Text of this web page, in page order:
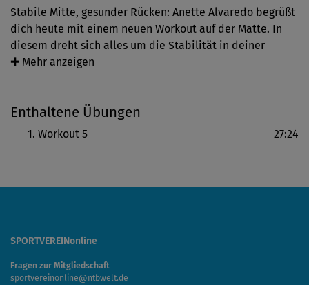
Stabile Mitte, gesunder Rücken: Anette Alvaredo begrüßt
dich heute mit einem neuen Workout auf der Matte. In
diesem dreht sich alles um die Stabilität in deiner
Körpermitte in der Seitenlage. Schrittweise lernst du
anwenden, die du bereits kennengelernt hast.
✚ Mehr anzeigen
Enthaltene Übungen
Workout 5 27:24
SPORTVEREINonline
Fragen zur Mitgliedschaft
sportvereinonline@ntbwelt.de